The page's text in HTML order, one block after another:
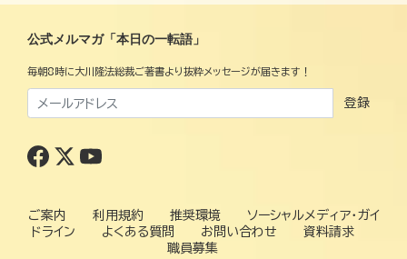
公式メルマガ「本日の一転語」
毎朝8時に大川隆法総裁ご著書より抜粋メッセージが届きます！
登録
ご案内 利用規約 推奨環境
ソーシャルメディア・ガイ
ドライン
よくある質問 お問い合わせ
資料請求
職員募集